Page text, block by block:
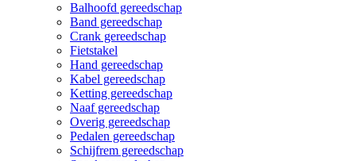
Balhoofd gereedschap
Band gereedschap
Crank gereedschap
Fietstakel
Hand gereedschap
Kabel gereedschap
Ketting gereedschap
Naaf gereedschap
Overig gereedschap
Pedalen gereedschap
Schijfrem gereedschap